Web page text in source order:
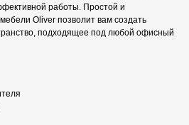
работы. Простой и
Oliver позволит вам создать
подходящее под любой офисный